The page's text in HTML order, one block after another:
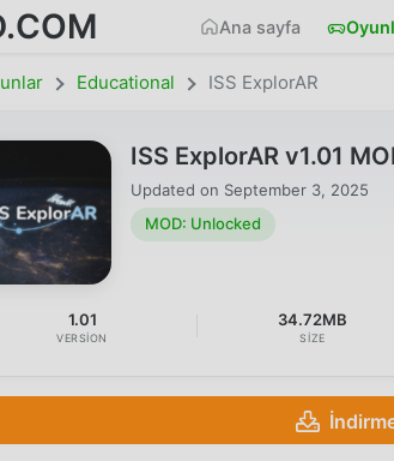
Ana sayfa
Educational ISS ExplorAR
ISS ExplorAR v1.01
Updated on September 3, 2025
MOD: Unlocked
1.01
VERSION
34.72MB
SIZE